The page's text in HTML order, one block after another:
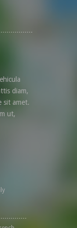
diam,
sit amet.
ut,